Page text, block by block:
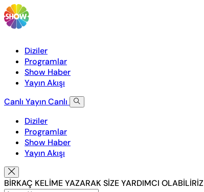
Diziler
Programlar
Show Haber
Yayın Akışı
Canlı YayınCanlı
Diziler
Programlar
Show Haber
Yayın Akışı
BİRKAÇ KELİME YAZARAK SİZE YARDIMCI OLABİLİRİZ